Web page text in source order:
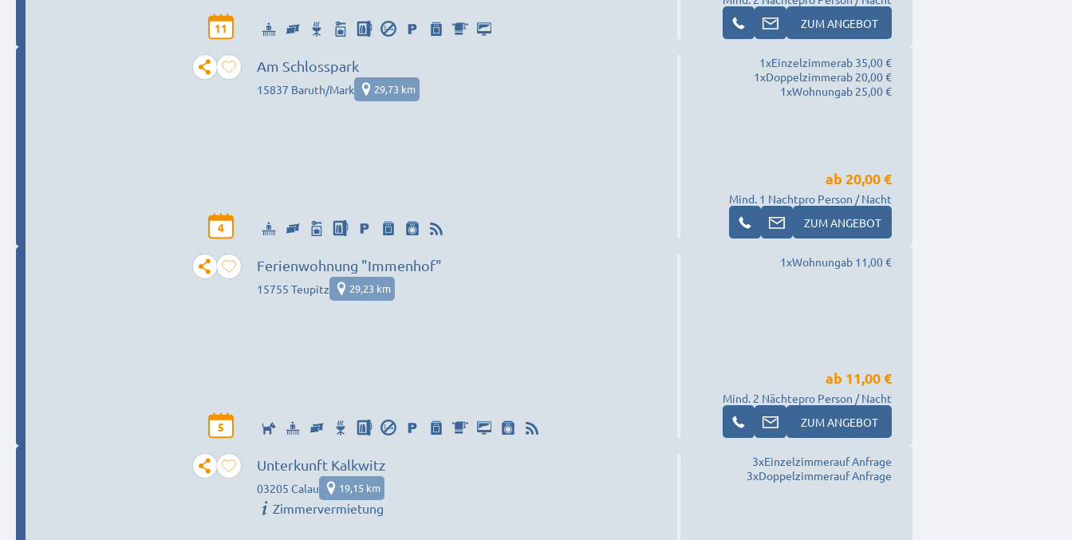
11
ZUM ANGEBOT
4
Am Schlosspark
15837 Baruth/Mark 29,73 km
1xEinzelzimmerab 35,00 €
1xDoppelzimmerab 20,00 €
1xWohnungab 25,00 €
Mind. 1 Nacht
ab 20,00 €
pro Person / Nacht
ZUM ANGEBOT
5
Ferienwohnung "Immenhof"
15755 Teupitz 29,23 km
1xWohnungab 11,00 €
Mind. 2 Nächte
ab 11,00 €
pro Person / Nacht
ZUM ANGEBOT
Unterkunft Kalkwitz
03205 Calau 19,15 km
Zimmervermietung
3xEinzelzimmerauf Anfrage
3xDoppelzimmerauf Anfrage